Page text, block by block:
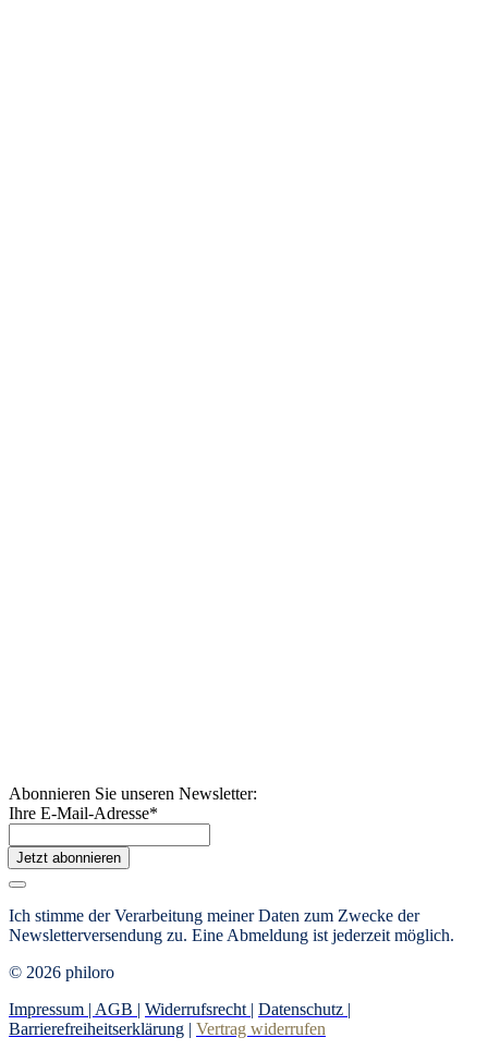
Abonnieren Sie unseren Newsletter:
Ihre E-Mail-Adresse*
Jetzt abonnieren
Ich stimme der Verarbeitung meiner Daten zum Zwecke der
Newsletterversendung zu. Eine Abmeldung ist jederzeit möglich.
© 2026 philoro
Impressum | AGB | Widerrufsrecht | Datenschutz |
Barrierefreiheitserklärung | Vertrag widerrufen